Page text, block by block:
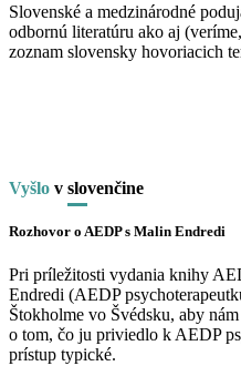
Slovenské a medzinárodné
odbornú literatúru ako aj
zoznam slovensky hovoriacich
Vyšlo v slovenčine
Rozhovor o AEDP s Malin Endredi
Pri príležitosti vydania knihy
Endredi (AEDP
Štokholme vo Švédsku, aby
o tom, čo ju priviedlo k AEDP
prístup typické.